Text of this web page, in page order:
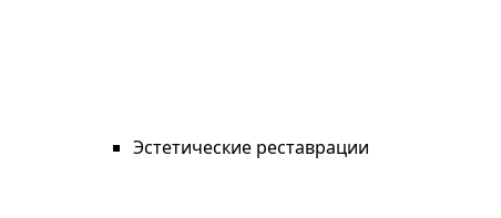
Эстетические реставрации